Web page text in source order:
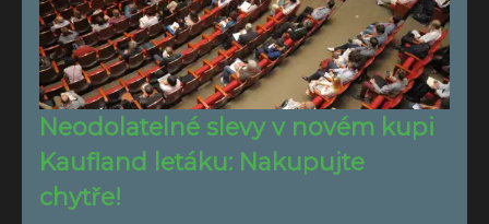
Neodolatelné slevy v novém kupi
Kaufland letáku: Nakupujte
chytře!